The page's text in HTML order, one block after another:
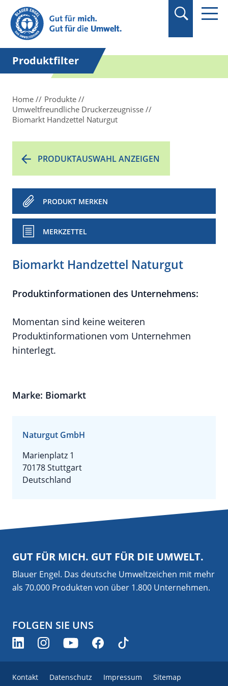
Suchbegriff in
Anführungszeichen
setzen.
Produktfilter
Home
Produkte
Umweltfreundliche Druckerzeugnisse
Biomarkt Handzettel Naturgut
PRODUKTAUSWAHL ANZEIGEN
PRODUKT MERKEN
MERKZETTEL
Biomarkt Handzettel Naturgut
Produktinformationen des Unternehmens:
Momentan sind keine weiteren
Produktinformationen vom Unternehmen
hinterlegt.
Marke: Biomarkt
Naturgut GmbH
Marienplatz 1
70178 Stuttgart
Deutschland
GUT FÜR MICH. GUT FÜR DIE UMWELT.
Blauer Engel. Das deutsche Umweltzeichen mit mehr
als 70.000 Produkten von über 1.800 Unternehmen.
FOLGEN SIE UNS
Kontakt Datenschutz Impressum
Sitemap